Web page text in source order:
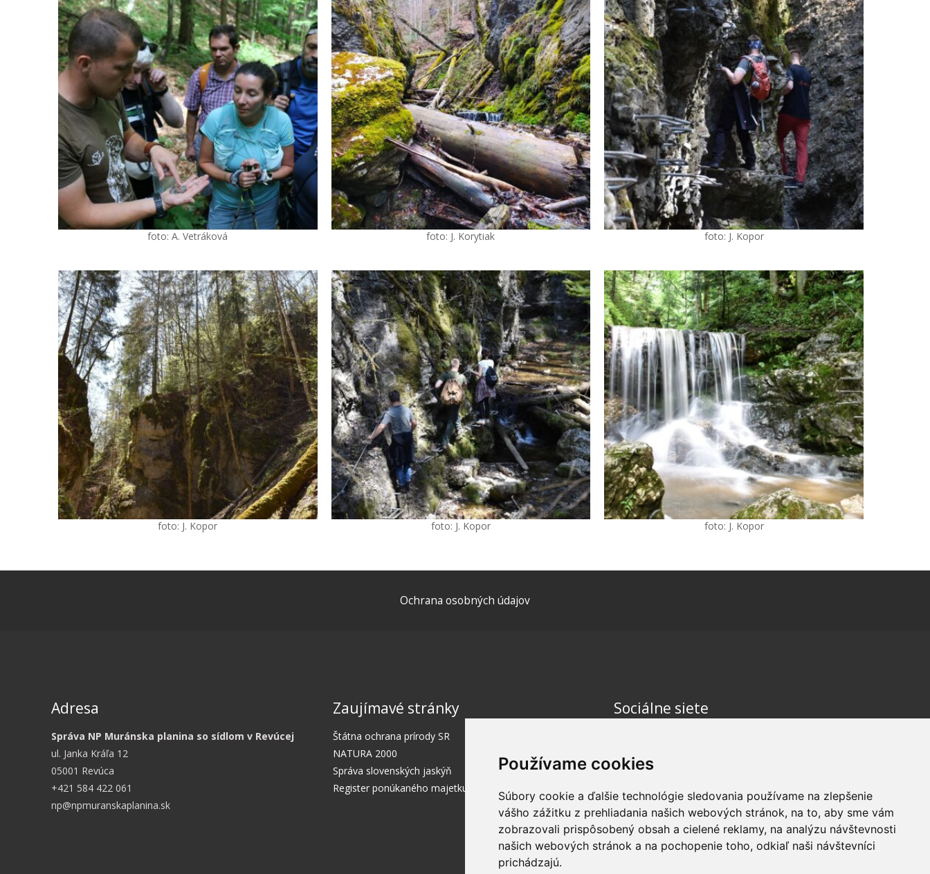
Používame cookies
Súbory cookie a ďalšie technológie sledovania používame na zlepšenie
vášho zážitku z prehliadania našich webových stránok, na to, aby sme vám
zobrazovali prispôsobený obsah a cielené reklamy, na analýzu návštevnosti
našich webových stránok a na pochopenie toho, odkiaľ naši návštevníci
prichádzajú.
foto: A. Vetráková foto: J. Korytiak foto: J. Kopor
foto: J. Kopor foto: J. Kopor foto: J. Kopor
Ochrana osobných údajov
Adresa
Správa NP Muránska planina so sídlom v Revúcej
ul. Janka Kráľa 12
05001 Revúca
+421 584 422 061
np@npmuranskaplanina.sk
Zaujímavé stránky
Štátna ochrana prírody SR
NATURA 2000
Správa slovenských jaskýň
Register ponúkaného majetku štátu
Sociálne siete